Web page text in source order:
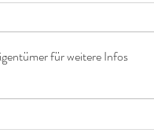
für weitere Infos